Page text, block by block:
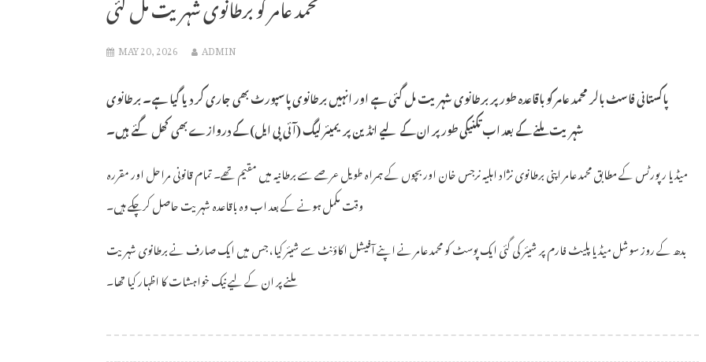
MAY 20, 2026 ADMIN
پاکستانی فاسٹ بالر محمد عامر کو باقاعدہ طور پر برطانوی شہریت مل گئی ہے اور انہیں برطانوی پاسپورٹ بھی جاری کر دیا گیا ہے۔ برطانوی
شہریت ملنے کے بعد اب تکنیکی طور پر ان کے لیے انڈین پریمیئر لیگ (آئی پی ایل) کے دروازے بھی کھل گئے ہیں۔
میڈیا رپورٹس کے مطابق محمد عامر اپنی برطانوی نژاد اہلیہ نرجس خان اور بچوں کے ہمراہ طویل عرصے سے برطانیہ میں مقیم تھے۔ تمام قانونی مراحل اور مقررہ
وقت مکمل ہونے کے بعد اب وہ باقاعدہ شہریت حاصل کرچکے ہیں۔
بدھ کے روز سوشل میڈیا پلیٹ فارم پر شیئر کی گئی ایک پوسٹ کو محمد عامر نے اپنے آفیشل اکاؤنٹ سے شیئر کیا، جس میں ایک صارف نے برطانوی شہریت
ملنے پر ان کے لیے نیک خواہشات کا اظہار کیا تھا۔